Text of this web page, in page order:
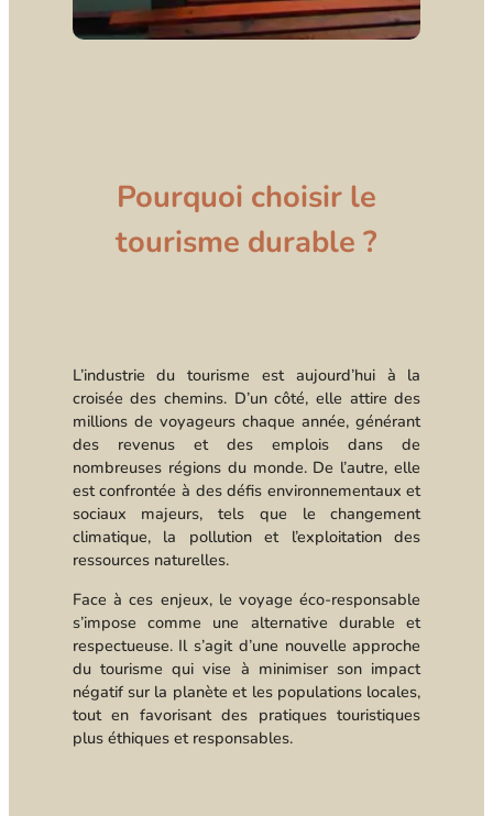
Pourquoi choisir le
tourisme durable ?
L’industrie du tourisme est aujourd’hui à la
croisée des chemins. D’un côté, elle attire des
millions de voyageurs chaque année, générant
des revenus et des emplois dans de
nombreuses régions du monde. De l’autre, elle
est confrontée à des défis environnementaux et
sociaux majeurs, tels que le changement
climatique, la pollution et l’exploitation des
ressources naturelles.
Face à ces enjeux, le voyage éco-responsable
s’impose comme une alternative durable et
respectueuse. Il s’agit d’une nouvelle approche
du tourisme qui vise à minimiser son impact
négatif sur la planète et les populations locales,
tout en favorisant des pratiques touristiques
plus éthiques et responsables.